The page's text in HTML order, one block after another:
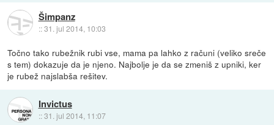
Šimpanz
::31. jul 2014, 10:03
Točno tako rubežnik rubi vse, mama pa lahko z računi (veliko sreče
s tem) dokazuje da je njeno. Najbolje je da se zmeniš z upniki, ker
je rubež najslabša rešitev.
Invictus
::31. jul 2014, 11:07